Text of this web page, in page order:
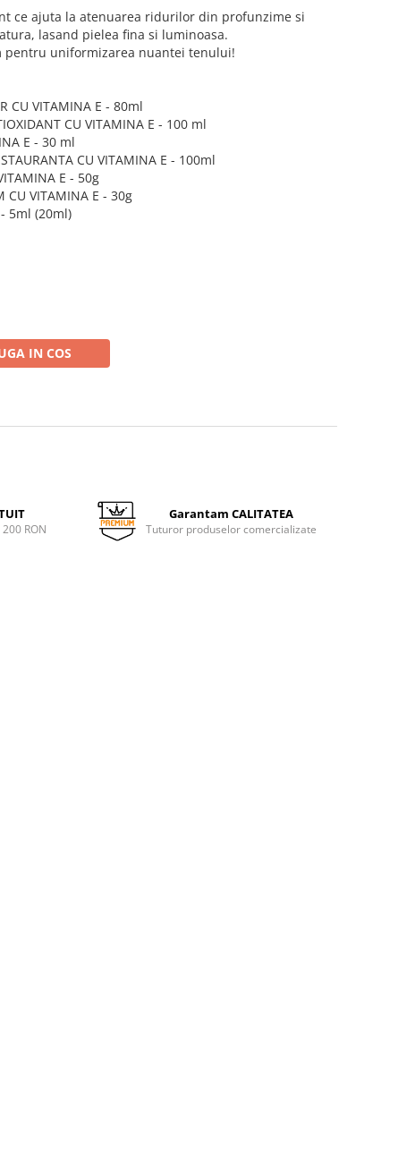
ce ajuta la atenuarea ridurilor din profunzime si
lasand pielea fina si luminoasa.
pentru uniformizarea nuantei tenului!
CU VITAMINA E - 80ml
CU VITAMINA E - 100 ml
E - 30 ml
CU VITAMINA E - 100ml
E - 50g
CU VITAMINA E - 30g
- 5ml (20ml)
IN COS
RON
Garantam CALITATEA
Tuturor produselor comercializate